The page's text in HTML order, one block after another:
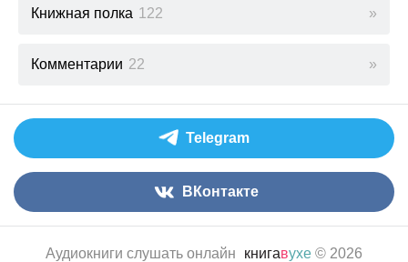
Книжная полка 122
Комментарии 22
Telegram
ВКонтакте
Аудиокниги слушать онлайн книгавухе © 2026